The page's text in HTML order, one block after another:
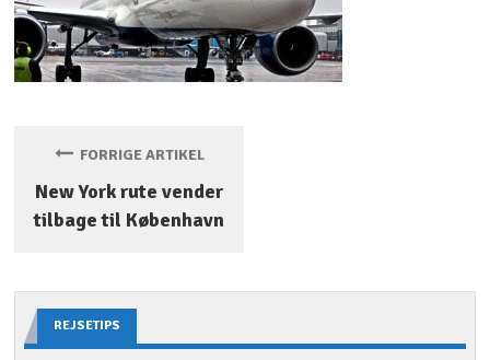
FORRIGE ARTIKEL
New York rute vender
tilbage til København
REJSETIPS